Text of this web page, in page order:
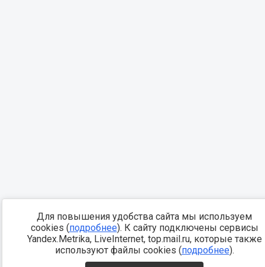
Для повышения удобства сайта мы используем
cookies (подробнее). К сайту подключены сервисы
Yandex.Metrika, LiveInternet, top.mail.ru, которые также
используют файлы cookies (подробнее).